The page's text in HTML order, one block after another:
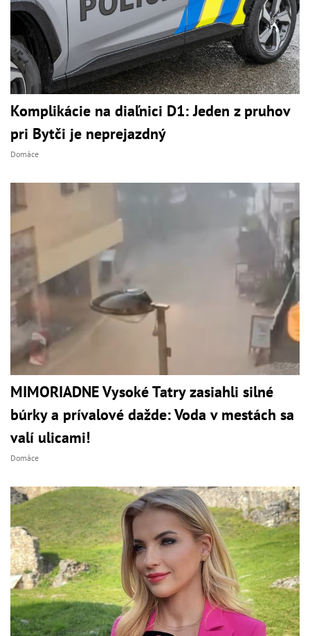
Komplikácie na diaľnici D1: Jeden z pruhov
pri Bytči je neprejazdný
Domáce
MIMORIADNE Vysoké Tatry zasiahli silné
búrky a prívalové dažde: Voda v mestách sa
valí ulicami!
Domáce